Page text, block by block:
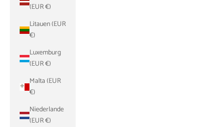
(EUR €)
Litauen (EUR
€)
Luxemburg
(EUR €)
Malta (EUR
€)
Niederlande
(EUR €)